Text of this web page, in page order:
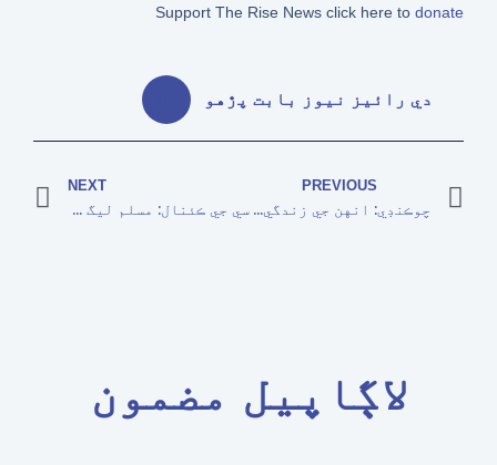
Support The Rise News click here todonate
دي رائيز نيوز بابت پڙهو
PREVIOUS
چوڪنڊي: انهن جي زندگي شاهي انداز جهڙي ۽ دفن به شاهي انداز سان ٿيا
NEXT
سي جي ڪئنال: مسلم ليگ (ن) ۽ پي ٽي آءِ – هئا اڳهين گڏ، ٻڌڻ ۾ ٻه ٿيا
لاڳاپيل مضمون